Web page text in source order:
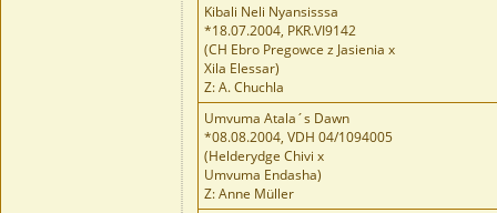
Kibali Neli Nyansisssa
*18.07.2004, PKR.VI9142
(CH Ebro Pregowce z Jasienia x
Xila Elessar)
Z: A. Chuchla
Umvuma Atala´s Dawn
*08.08.2004, VDH 04/1094005
(Helderydge Chivi x
Umvuma Endasha)
Z: Anne Müller